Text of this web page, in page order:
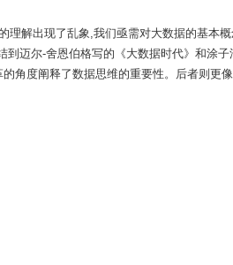
理解出现了乱象,我们亟需对大数据的基本
到迈尔-舍恩伯格写的《大数据时代》和涂
角度阐释了数据思维的重要性。后者则更